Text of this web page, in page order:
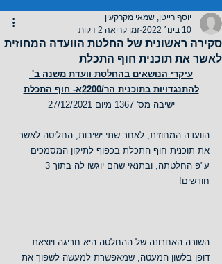
סקירה ראשונית של החלטת הוועדה המחוזית
לאשר את תוכנית חוף התכלת
יוסף רייטן, שמאי מקרקעין
10 בינו׳ 2022
זמן קריאה 2 דקות
עיקרי הנושאים בהחלטת וועדת משנה ב'
להתנגדויות בתוכנית הר/2200א- חוף התכלת
ישיבה מס' 1367 מיום 27/12/2021
הוועדה המחוזית, לאחר שתי ישיבות, החליטה לאשר
את תוכנית חוף התכלת בכפוף לתיקון המסמכים
חודשים!
השורה האחרונה של ההחלטה היא חריגה ויוצאת
דופן בלשון המעטה, שמאפשרת למעשה לשפוך את